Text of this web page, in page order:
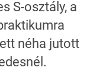
S-osztály, a
néha jutott